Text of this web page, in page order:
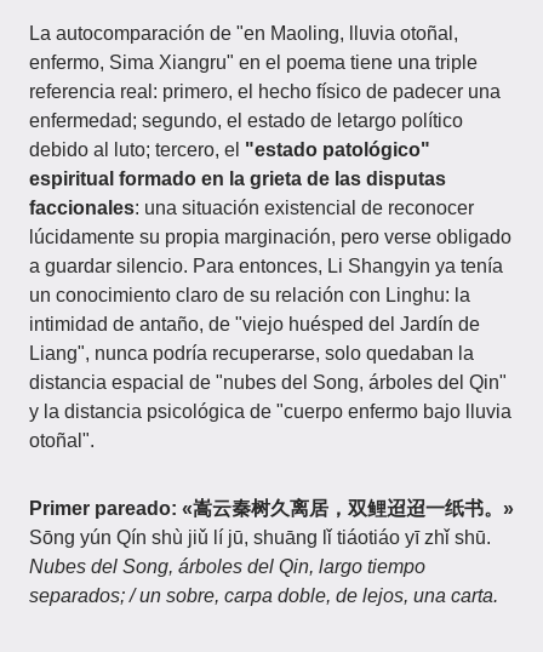
La autocomparación de "en Maoling, lluvia otoñal,
enfermo, Sima Xiangru" en el poema tiene una triple
referencia real: primero, el hecho físico de padecer una
enfermedad; segundo, el estado de letargo político
debido al luto; tercero, el "estado patológico"
espiritual formado en la grieta de las disputas
faccionales: una situación existencial de reconocer
lúcidamente su propia marginación, pero verse obligado
a guardar silencio. Para entonces, Li Shangyin ya tenía
un conocimiento claro de su relación con Linghu: la
intimidad de antaño, de "viejo huésped del Jardín de
Liang", nunca podría recuperarse, solo quedaban la
distancia espacial de "nubes del Song, árboles del Qin"
y la distancia psicológica de "cuerpo enfermo bajo lluvia
otoñal".
Primer pareado: «嵩云秦树久离居，双鲤迢迢一纸书。»
Sōng yún Qín shù jiǔ lí jū, shuāng lǐ tiáotiáo yī zhǐ shū.
Nubes del Song, árboles del Qin, largo tiempo
separados; / un sobre, carpa doble, de lejos, una carta.